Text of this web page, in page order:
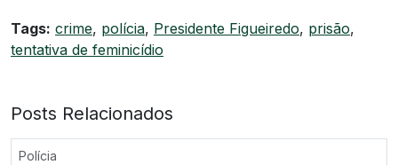
Tags: crime, polícia, Presidente Figueiredo, prisão,
tentativa de feminicídio
Posts Relacionados
Polícia